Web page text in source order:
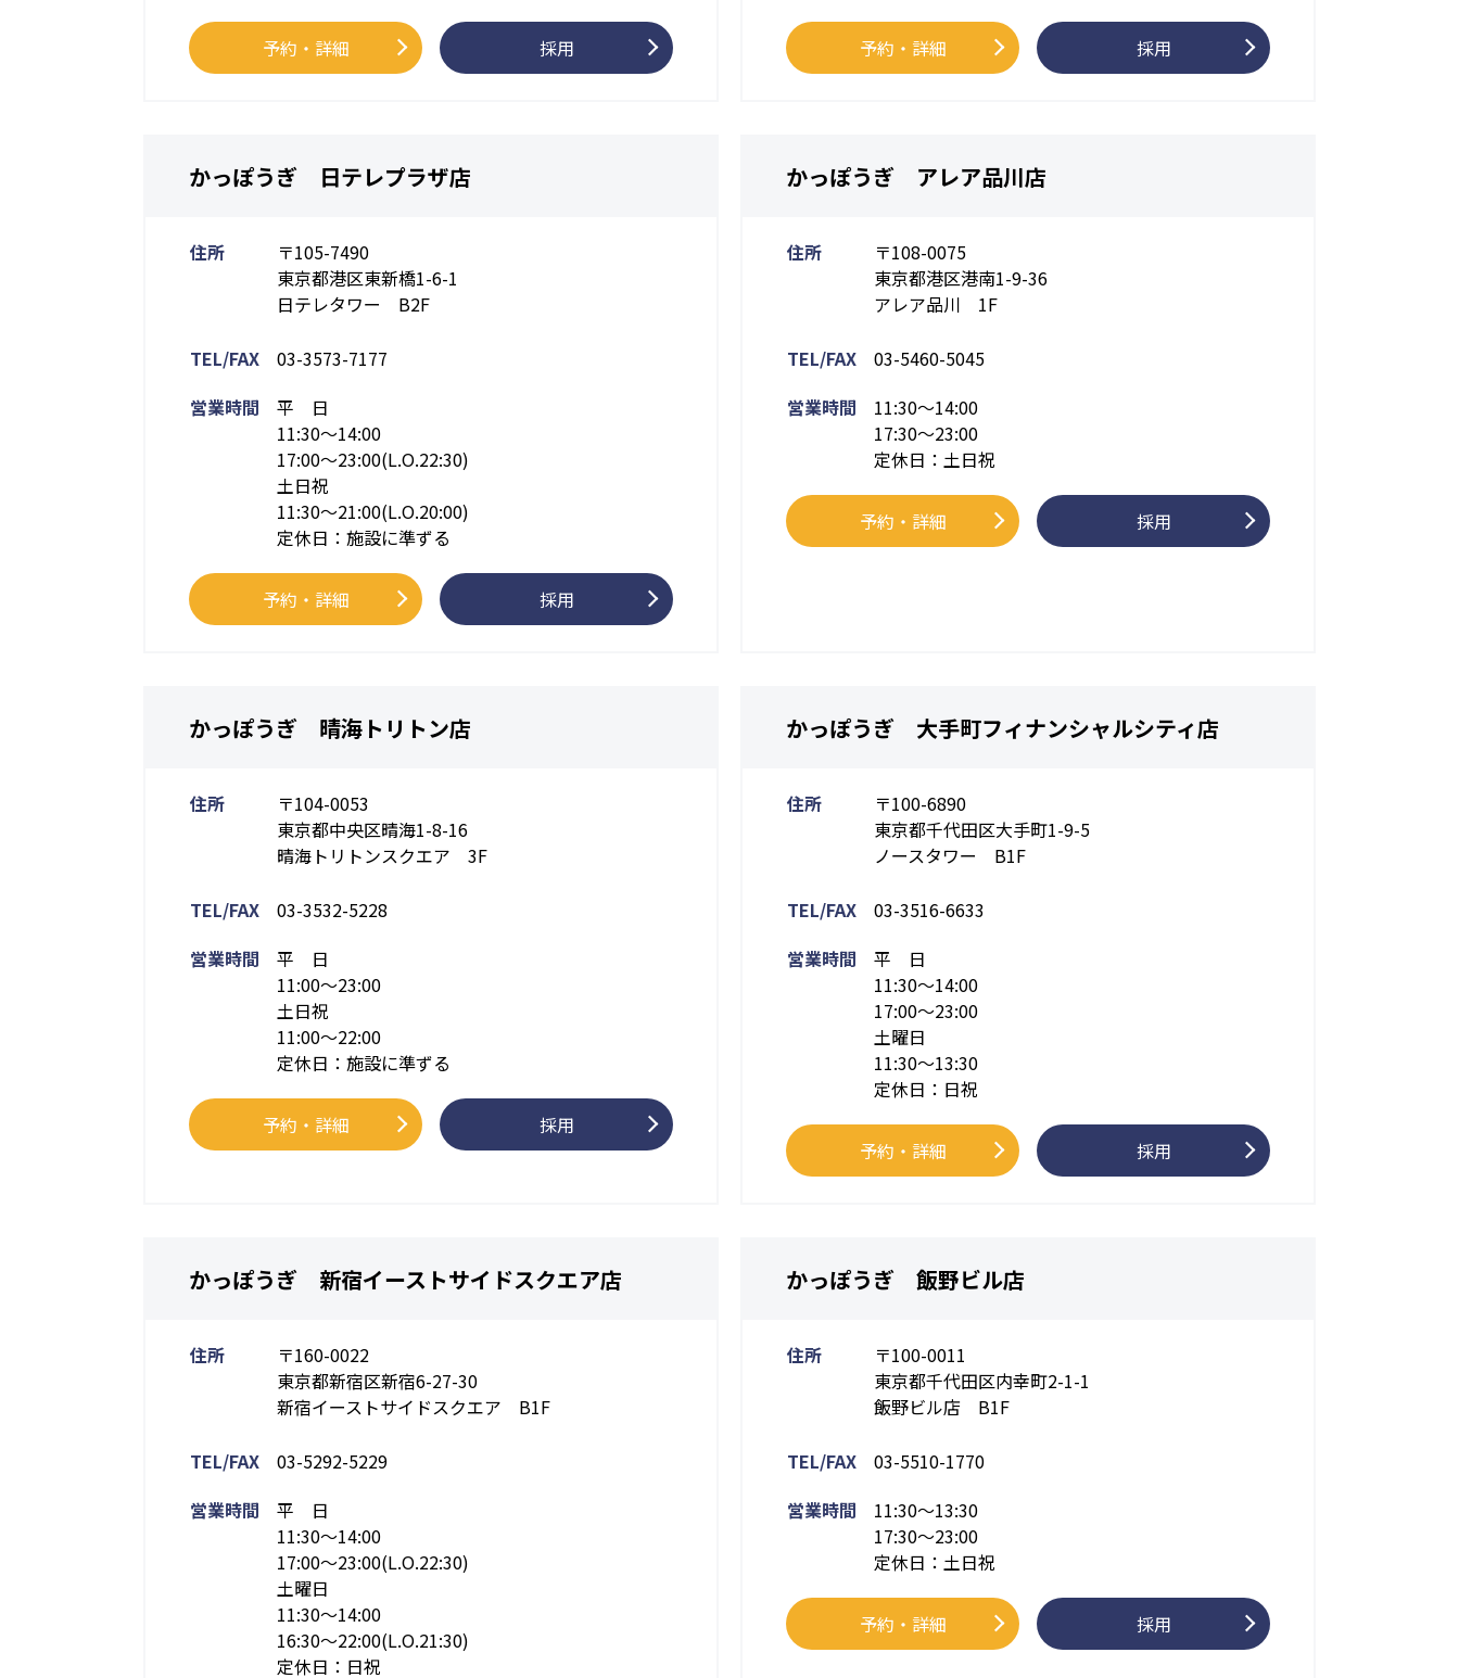
予約・詳細 採用 予約・詳細 採用
かっぽうぎ 日テレプラザ店
住所
〒105-7490
東京都港区東新橋1-6-1
日テレタワー B2F
TEL/FAX
03-3573-7177
営業時間
平 日
11:30～14:00
17:00～23:00(L.O.22:30)
土日祝
11:30～21:00(L.O.20:00)
定休日：施設に準ずる
予約・詳細 採用
かっぽうぎ アレア品川店
住所
〒108-0075
東京都港区港南1-9-36
アレア品川 1F
TEL/FAX
03-5460-5045
営業時間
11:30～14:00
17:30～23:00
定休日：土日祝
予約・詳細 採用
かっぽうぎ 晴海トリトン店
住所
〒104-0053
東京都中央区晴海1-8-16
晴海トリトンスクエア 3F
TEL/FAX
03-3532-5228
営業時間
平 日
11:00～23:00
土日祝
11:00～22:00
定休日：施設に準ずる
予約・詳細 採用
かっぽうぎ 大手町フィナンシャルシティ店
住所
〒100-6890
東京都千代田区大手町1-9-5
ノースタワー B1F
TEL/FAX
03-3516-6633
営業時間
平 日
11:30～14:00
17:00～23:00
土曜日
11:30～13:30
定休日：日祝
予約・詳細 採用
かっぽうぎ 新宿イーストサイドスクエア店
住所
〒160-0022
東京都新宿区新宿6-27-30
新宿イーストサイドスクエア B1F
TEL/FAX
03-5292-5229
営業時間
平 日
11:30～14:00
17:00～23:00(L.O.22:30)
土曜日
11:30～14:00
16:30～22:00(L.O.21:30)
定休日：日祝
かっぽうぎ 飯野ビル店
住所
〒100-0011
東京都千代田区内幸町2-1-1
飯野ビル店 B1F
TEL/FAX
03-5510-1770
営業時間
11:30～13:30
17:30～23:00
定休日：土日祝
予約・詳細 採用